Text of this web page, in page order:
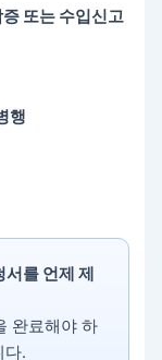
또는 수입신고
행
를 언제 제
완료해야 하
다.